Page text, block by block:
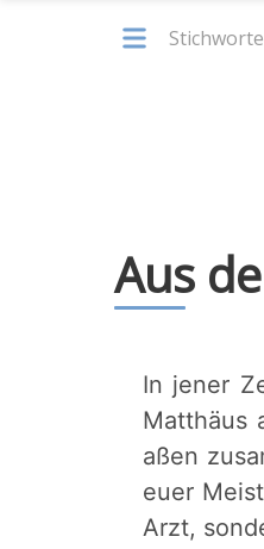
Stichworte
Aus
In jener
Matthäus
aßen
euer
Arzt,